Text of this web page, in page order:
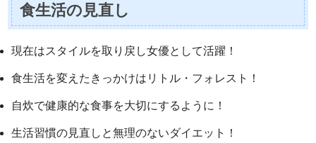
食生活の見直し
現在はスタイルを取り戻し女優として活躍！
食生活を変えたきっかけはリトル・フォレスト！
自炊で健康的な食事を大切にするように！
生活習慣の見直しと無理のないダイエット！